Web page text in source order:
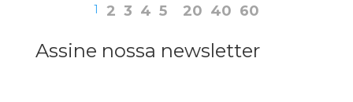
1 2 3 4 5 20 40 60
Assine nossa newsletter